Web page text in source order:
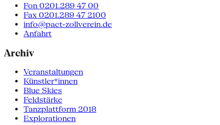
Fon 0201.289 47 00
Fax 0201.289 47 2100
info@pact-zollverein.de
Anfahrt
Archiv
Veranstaltungen
Künstler*innen
Blue Skies
Feldstärke
Tanzplattform 2018
Explorationen